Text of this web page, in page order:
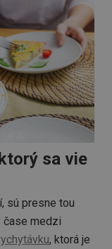
sa vie
sú presne tou
čase medzi
, ktorá je